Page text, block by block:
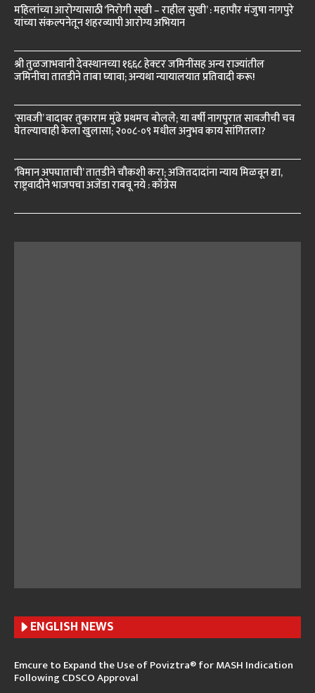
महिलांच्या आरोग्यासाठी ‘निरोगी सखी – राहील सुखी’ : महापौर मंजुषा नागपुरे
यांच्या संकल्पनेतून शहरव्यापी आरोग्य अभियान
श्री तुळजाभवानी देवस्थानच्या १६६८ हेक्टर जमिनींसह अन्य राज्यांतील
जमिनींचा तातडीने ताबा घ्यावा; अन्यथा न्यायालयात प्रतिवादी करू!
‘सावजी’ वादावर तुकाराम मुंढे प्रथमच बोलले; या वर्षी नागपुरात सावजीची चव
घेतल्याचाही केला खुलासा; २००८-०९ मधील अनुभव काय सांगितला?
‘विमान अपघाताची’ तातडीने चौकशी करा; अजितदादांना न्याय मिळवून द्या,
राष्ट्रवादीने भाजपचा अजेंडा राबवू नये : काँग्रेस
ENGLISH NEWS
Emcure to Expand the Use of Poviztra® for MASH Indication
Following CDSCO Approval